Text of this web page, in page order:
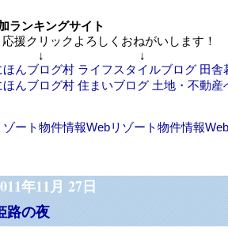
ランキングサイト
クリックよろしくおねがいします！
↓
リゾート物件情報
年11月 27日
路の夜